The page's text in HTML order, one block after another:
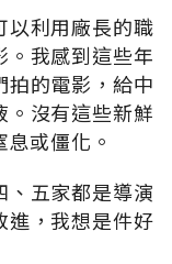
以利用廠長的職
。我感到這些年
的電影，給中
。沒有這些新鮮
或僵化。
、五家都是導演
進，我想是件好